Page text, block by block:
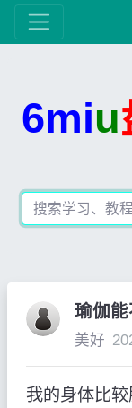
6miu
瑜伽
美好
我的身体比